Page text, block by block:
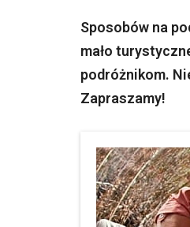
Sposobów na
mało
podróżnikom.
Zapraszamy!